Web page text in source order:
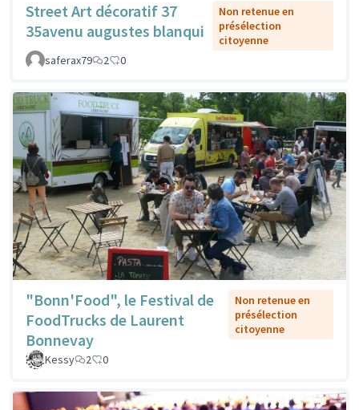
Street Art décoratif 37
35avenu augustes blanqui
Non retenue en
présélection
citoyenne
saferax79
2 0
"Bonn'Food", le Festival de
FoodTrucks de Laurent
Bonnevay
Non retenue en
présélection
citoyenne
Kessy 2 0